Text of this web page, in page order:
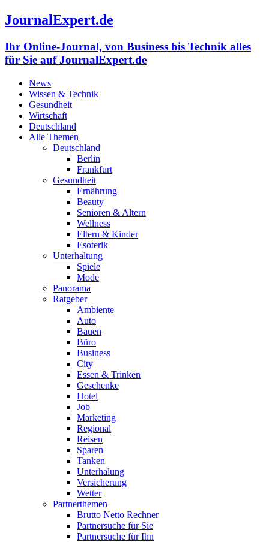
JournalExpert.de
Ihr Online-Journal, von Business bis Technik alles
für Sie auf JournalExpert.de
News
Wissen & Technik
Gesundheit
Wirtschaft
Deutschland
Alle Themen
Deutschland
Berlin
Frankfurt
Gesundheit
Ernährung
Beauty
Senioren & Altern
Wellness
Eltern & Kinder
Esoterik
Unterhaltung
Spiele
Mode
Panorama
Ratgeber
Ambiente
Auto
Bauen
Büro
Business
City
Essen & Trinken
Geschenke
Hotel
Job
Marketing
Regional
Reisen
Sparen
Tanken
Unterhalung
Versicherung
Wetter
Partnerthemen
Brutto Netto Rechner
Partnersuche für Sie
Partnersuche für Ihn